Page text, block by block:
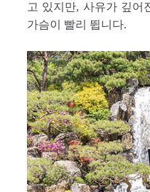
고 있지만, 사유가 깊어
가슴이 빨리 뜁니다.